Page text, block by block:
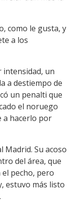
como le gusta, y
a los
intensidad, un
a destiempo de
un penalti que
el noruego
a hacerlo por
Madrid. Su acoso
del área, que
pecho, pero
estuvo más listo